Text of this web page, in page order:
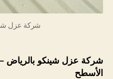
شركة عزل
شركة عزل شينكو بالرياض
الأسطح